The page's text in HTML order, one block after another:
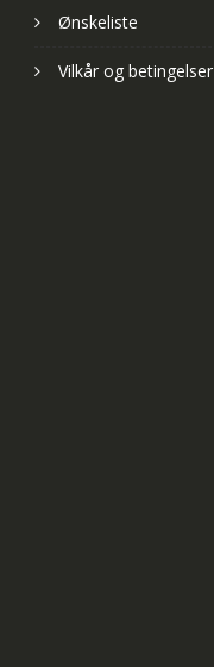
Ønskeliste
Vilkår og betingelser